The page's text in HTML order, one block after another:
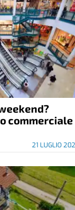
commerciale
21 LUGLIO